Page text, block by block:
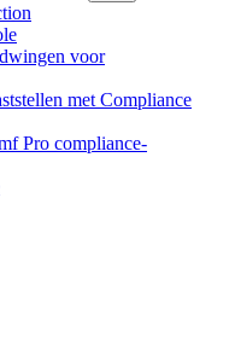
voor
met Compliance
Pro compliance-